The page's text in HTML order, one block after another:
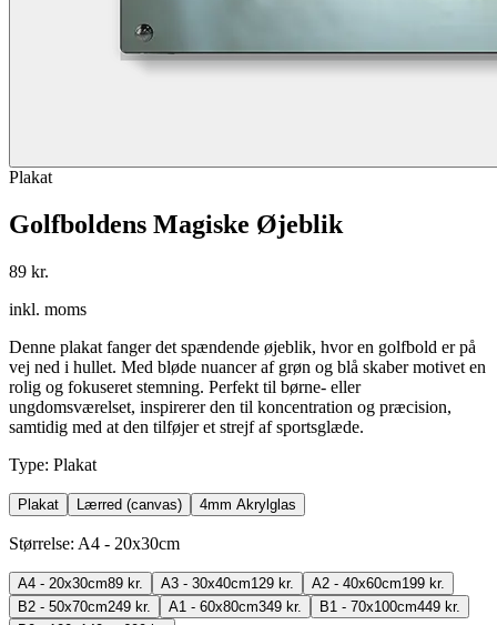
Plakat
Golfboldens Magiske Øjeblik
89 kr.
inkl. moms
Denne plakat fanger det spændende øjeblik, hvor en golfbold er på
vej ned i hullet. Med bløde nuancer af grøn og blå skaber motivet en
rolig og fokuseret stemning. Perfekt til børne- eller
ungdomsværelset, inspirerer den til koncentration og præcision,
samtidig med at den tilføjer et strejf af sportsglæde.
Type: Plakat
Plakat Lærred (canvas) 4mm Akrylglas
Størrelse: A4 - 20x30cm
A4 - 20x30cm89 kr. A3 - 30x40cm129 kr. A2 - 40x60cm199 kr.
B2 - 50x70cm249 kr. A1 - 60x80cm349 kr. B1 - 70x100cm449 kr.